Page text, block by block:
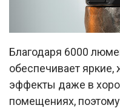
Благодаря 6000
обеспечивает
эффекты даже в
помещениях,